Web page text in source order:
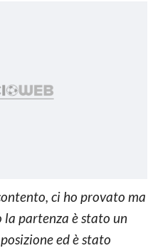
ci ho provato ma
partenza è stato un
ed è stato